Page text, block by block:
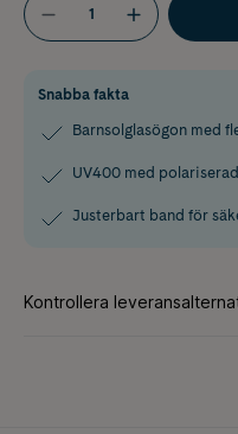
Snabba fakta
Barnsolglasögon med
UV400 med
Justerbart band för